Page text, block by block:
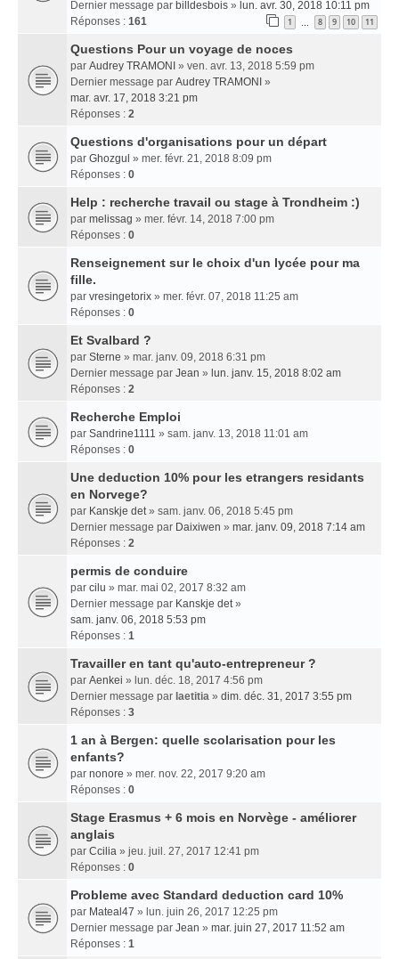
Dernier message par billdesbois » lun. avr. 30, 2018 10:11 pm
Réponses : 161 1 … 8 9 10 11
Questions Pour un voyage de noces
par Audrey TRAMONI » ven. avr. 13, 2018 5:59 pm
Dernier message par Audrey TRAMONI »
mar. avr. 17, 2018 3:21 pm
Réponses : 2
Questions d'organisations pour un départ
par Ghozgul » mer. févr. 21, 2018 8:09 pm
Réponses : 0
Help : recherche travail ou stage à Trondheim :)
par melissag » mer. févr. 14, 2018 7:00 pm
Réponses : 0
Renseignement sur le choix d'un lycée pour ma
fille.
par vresingetorix » mer. févr. 07, 2018 11:25 am
Réponses : 0
Et Svalbard ?
par Sterne » mar. janv. 09, 2018 6:31 pm
Dernier message par Jean » lun. janv. 15, 2018 8:02 am
Réponses : 2
Recherche Emploi
par Sandrine1111 » sam. janv. 13, 2018 11:01 am
Réponses : 0
Une deduction 10% pour les etrangers residants
en Norvege?
par Kanskje det» sam. janv. 06, 2018 5:45 pm
Dernier message par Daixiwen » mar. janv. 09, 2018 7:14 am
Réponses : 2
permis de conduire
par cilu » mar. mai 02, 2017 8:32 am
Dernier message par Kanskje det»
sam. janv. 06, 2018 5:53 pm
Réponses : 1
Travailler en tant qu'auto-entrepreneur ?
par Aenkei » lun. déc. 18, 2017 4:56 pm
Dernier message par laetitia » dim. déc. 31, 2017 3:55 pm
Réponses : 3
1 an à Bergen: quelle scolarisation pour les
enfants?
par nonore » mer. nov. 22, 2017 9:20 am
Réponses : 0
Stage Erasmus + 6 mois en Norvège - améliorer
anglais
par Ccilia » jeu. juil. 27, 2017 12:41 pm
Réponses : 0
Probleme avec Standard deduction card 10%
par Mateal47 » lun. juin 26, 2017 12:25 pm
Dernier message par Jean » mar. juin 27, 2017 11:52 am
Réponses : 1